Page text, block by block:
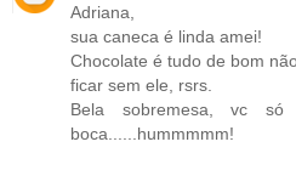
Adriana,
sua caneca é linda amei!
Chocolate é tudo de bom
ficar sem ele, rsrs.
Bela sobremesa, vc
boca......hummmmm!